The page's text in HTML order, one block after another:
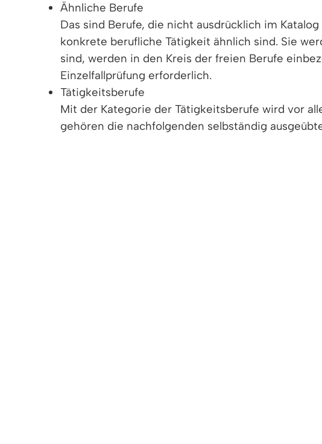
Ähnliche Berufe
Das sind Berufe, die nicht ausdrücklich im
konkrete berufliche Tätigkeit ähnlich sind. Sie
sind, werden in den Kreis der freien Berufe
Einzelfallprüfung erforderlich.
Tätigkeitsberufe
Mit der Kategorie der Tätigkeitsberufe wird vor
gehören die nachfolgenden selbständig